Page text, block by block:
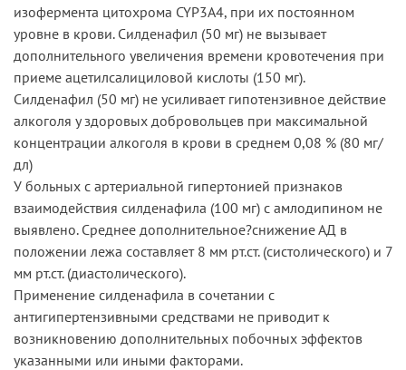
изофермента цитохрома CYP3A4, при их постоянном
уровне в крови. Силденафил (50 мг) не вызывает
дополнительного увеличения времени кровотечения при
приеме ацетилсалициловой кислоты (150 мг).
Силденафил (50 мг) не усиливает гипотензивное действие
алкоголя у здоровых добровольцев при максимальной
концентрации алкоголя в крови в среднем 0,08 % (80 мг/
дл)
У больных с артериальной гипертонией признаков
взаимодействия силденафила (100 мг) с амлодипином не
выявлено. Среднее дополнительное?снижение АД в
положении лежа составляет 8 мм рт.ст. (систолического) и 7
мм рт.ст. (диастолического).
Применение силденафила в сочетании с
антигипертензивными средствами не приводит к
возникновению дополнительных побочных эффектов
указанными или иными факторами.